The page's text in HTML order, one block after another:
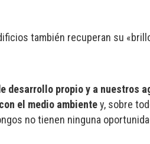
también recuperan su
desarrollo propio y a nuestros
el medio ambientey, sobre
no tienen ninguna